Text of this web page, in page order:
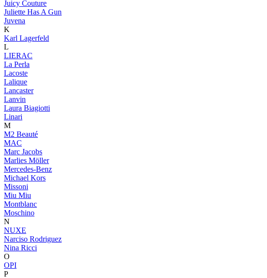
Juicy Couture
Juliette Has A Gun
Juvena
K
Karl Lagerfeld
L
LIERAC
La Perla
Lacoste
Lalique
Lancaster
Lanvin
Laura Biagiotti
Linari
M
M2 Beauté
MAC
Marc Jacobs
Marlies Möller
Mercedes-Benz
Michael Kors
Missoni
Miu Miu
Montblanc
Moschino
N
NUXE
Narciso Rodriguez
Nina Ricci
O
OPI
P